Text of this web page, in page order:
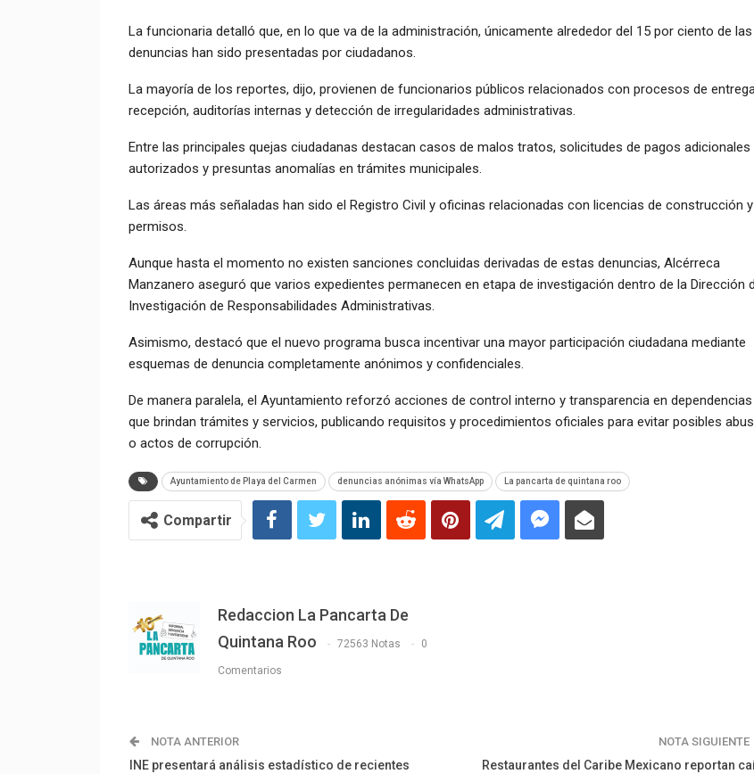
La funcionaria detalló que, en lo que va de la administración, únicamente alrededor del 15 por ciento de las
denuncias han sido presentadas por ciudadanos.
La mayoría de los reportes, dijo, provienen de funcionarios públicos relacionados con procesos de
recepción, auditorías internas y detección de irregularidades administrativas.
Entre las principales quejas ciudadanas destacan casos de malos tratos, solicitudes de pagos adicionales
autorizados y presuntas anomalías en trámites municipales.
Las áreas más señaladas han sido el Registro Civil y oficinas relacionadas con licencias de construcción y
permisos.
Aunque hasta el momento no existen sanciones concluidas derivadas de estas denuncias, Alcérreca
Manzanero aseguró que varios expedientes permanecen en etapa de investigación dentro de la Dirección
Investigación de Responsabilidades Administrativas.
Asimismo, destacó que el nuevo programa busca incentivar una mayor participación ciudadana mediante
esquemas de denuncia completamente anónimos y confidenciales.
De manera paralela, el Ayuntamiento reforzó acciones de control interno y transparencia en dependencias
que brindan trámites y servicios, publicando requisitos y procedimientos oficiales para evitar posibles
o actos de corrupción.
Ayuntamiento de Playa del Carmen denuncias anónimas vía WhatsApp La pancarta de quintana roo
Compartir
Redaccion La Pancarta De
Quintana Roo
72563 Notas 0
Comentarios
NOTA ANTERIOR
INE presentará análisis estadístico de recientes
NOTA SIGUIENTE
Restaurantes del Caribe Mexicano reportan